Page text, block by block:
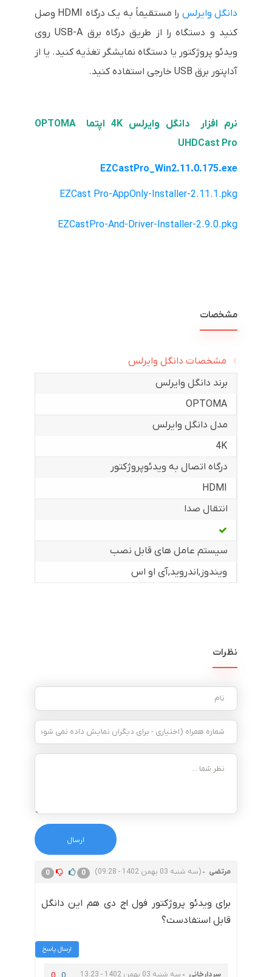
دانگل وایرلس
را مستقیماً به یک درگاه HDMI وصل
کنید و دستگاه را از طریق درگاه برق USB-A روی
ویدئو پروژکتور یا دستگاه نمایشگر تغذیه کنید. یا از
آداپتور برق USB خارجی استفاده کنید.
نرم افزار دانگل وایرلس 4K اپتما OPTOMA
UHDCast Pro
EZCastPro_Win2.11.0.175.exe
EZCast Pro-AppOnly-Installer-2.11.1.pkg
EZCastPro-And-Driver-Installer-2.9.0.pkg
مشخصات
مشخصات دانگل وایرلس
برند دانگل وایرلس
OPTOMA
مدل دانگل وایرلس
4K
درگاه اتصال به ویدئوپروژکتور
HDMI
انتقال صدا
سیستم عامل های قابل نصب
ویندوز,اندروید,آی او اس
نظرات
مرتضی (سه شنبه 03 بهمن 1402 - 09:28) 0 0
برای ویدئو پروژکتور فول اچ دی هم این دانگل
قابل استفادست؟
ارسال پاسخ
سردارخانی سه شنبه 03 بهمن 1402 - 13:23